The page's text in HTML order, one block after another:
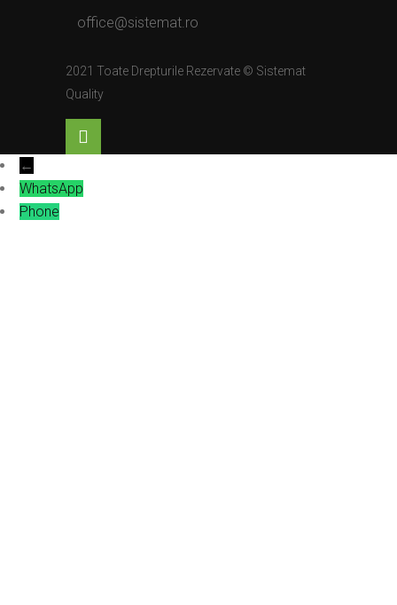
office@sistemat.ro
2021 Toate Drepturile Rezervate © Sistemat
Quality
←
WhatsApp
Phone